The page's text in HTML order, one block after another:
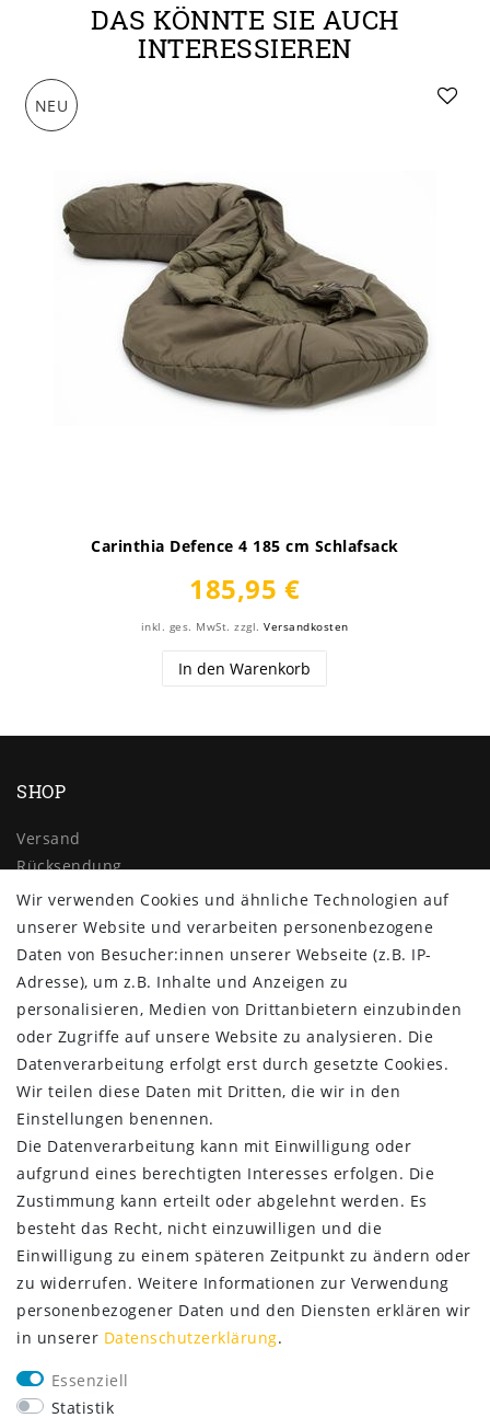
DAS KÖNNTE SIE AUCH
INTERESSIEREN
NEU
Carinthia Defence 4 185 cm Schlafsack
185,95 €
inkl. ges. MwSt. zzgl.Versandkosten
In den Warenkorb
SHOP
Versand
Rücksendung
Widerrufs­recht
Impressum
Daten­schutz­erklärung
AGB
Kontakt
ZAHLUNG & VERSAND
SERVICE
Lieferung nur 2,95 €
Wir verwenden Cookies und ähnliche Technologien auf
unserer Website und verarbeiten personenbezogene
Daten von Besucher:innen unserer Webseite (z.B. IP-
Adresse), um z.B. Inhalte und Anzeigen zu
personalisieren, Medien von Drittanbietern einzubinden
oder Zugriffe auf unsere Website zu analysieren. Die
Datenverarbeitung erfolgt erst durch gesetzte Cookies.
Wir teilen diese Daten mit Dritten, die wir in den
Einstellungen benennen.
Die Datenverarbeitung kann mit Einwilligung oder
aufgrund eines berechtigten Interesses erfolgen. Die
Zustimmung kann erteilt oder abgelehnt werden. Es
besteht das Recht, nicht einzuwilligen und die
Einwilligung zu einem späteren Zeitpunkt zu ändern oder
zu widerrufen. Weitere Informationen zur Verwendung
personenbezogener Daten und den Diensten erklären wir
in unserer Daten­schutz­erklärung.
Essenziell
Statistik